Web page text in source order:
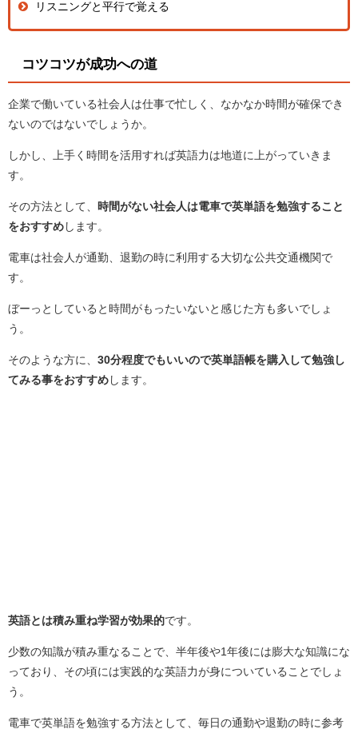
リスニングと平行で覚える
コツコツが成功への道
企業で働いている社会人は仕事で忙しく、なかなか時間が確保でき
ないのではないでしょうか。
しかし、上手く時間を活用すれば英語力は地道に上がっていきま
す。
その方法として、 時間がない社会人は電車で英単語を勉強すること
をおすすめ します。
電車は社会人が通勤、退勤の時に利用する大切な公共交通機関で
す。
ぼーっとしていると時間がもったいないと感じた方も多いでしょ
う。
そのような方に、 30分程度でもいいので英単語帳を購入して勉強し
てみる事をおすすめ します。
英語とは積み重ね学習が効果的です。
少数の知識が積み重なることで、半年後や1 年後には膨大な知識にな
っており、その頃には実践的な英語力が身についていることでしょ
う。
電車で英単語を勉強する方法として、毎日の通勤や退勤の時に参考